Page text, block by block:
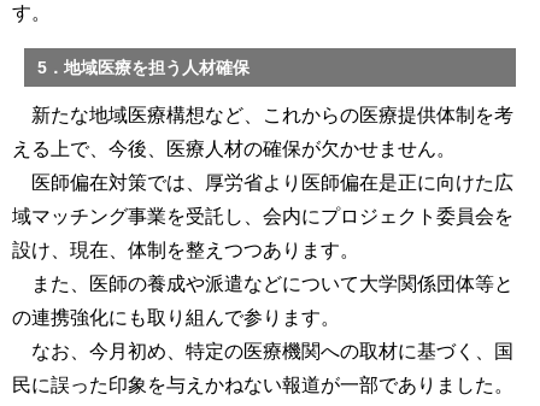
す。
5．地域医療を担う人材確保
新たな地域医療構想など、これからの医療提供体制を考
える上で、今後、医療人材の確保が欠かせません。
医師偏在対策では、厚労省より医師偏在是正に向けた広
域マッチング事業を受託し、会内にプロジェクト委員会を
設け、現在、体制を整えつつあります。
また、医師の養成や派遣などについて大学関係団体等と
の連携強化にも取り組んで参ります。
なお、今月初め、特定の医療機関への取材に基づく、国
民に誤った印象を与えかねない報道が一部でありました。